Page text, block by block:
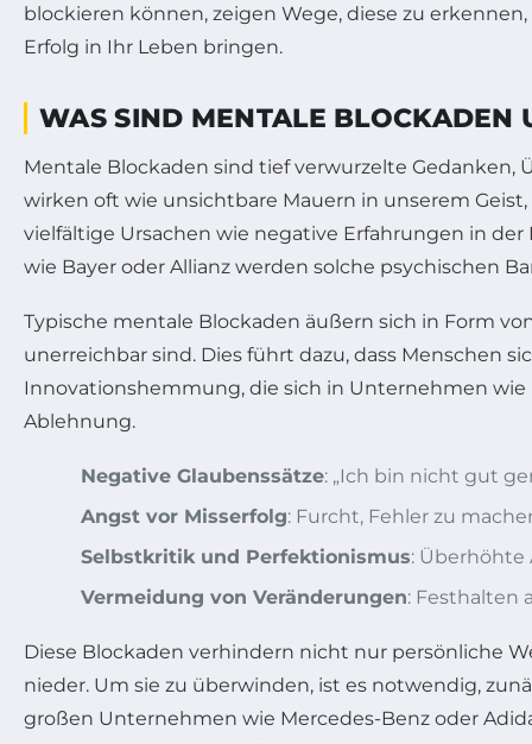
blockieren können, zeigen Wege, diese zu
Erfolg in Ihr Leben bringen.
WAS SIND MENTALE BLOCKADEN
Mentale Blockaden sind tief verwurzelte Gedanken,
wirken oft wie unsichtbare Mauern in unserem
vielfältige Ursachen wie negative Erfahrungen in
wie Bayer oder Allianz werden solche psychischen
Typische mentale Blockaden äußern sich in Form
unerreichbar sind. Dies führt dazu, dass Menschen
Innovationshemmung, die sich in Unternehmen wie
Ablehnung.
Negative Glaubenssätze: „Ich bin nicht gut
Angst vor Misserfolg: Furcht, Fehler zu
Selbstkritik und Perfektionismus:
Vermeidung von Veränderungen: Festhalten
Diese Blockaden verhindern nicht nur persönliche
nieder. Um sie zu überwinden, ist es notwendig,
großen Unternehmen wie Mercedes-Benz oder